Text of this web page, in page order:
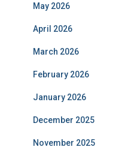
May 2026
April 2026
March 2026
February 2026
January 2026
December 2025
November 2025